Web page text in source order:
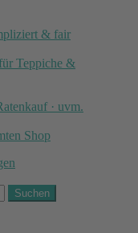
& fair
für Teppiche &
· uvm.
Shop
Suchen